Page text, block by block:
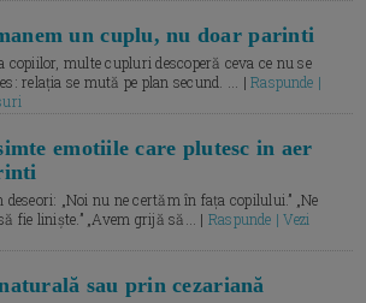
un cuplu, nu doar parinti
copiilor, multe cupluri descoperă ceva ce nu se
relația se mută pe plan secund. ... |Raspunde |
emotiile care plutesc in aer
„Noi nu ne certăm în fața copilului.” „Ne
fie liniște.” „Avem grijă să... | Raspunde | Vezi
sau prin cezariană